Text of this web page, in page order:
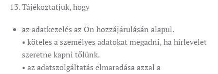
Tájékoztatjuk, hogy
az adatkezelés az Ön hozzájárulásán alapul.
• köteles a személyes adatokat megadni, ha hírlevelet
szeretne kapni tőlünk.
• az adatszolgáltatás elmaradása azzal a